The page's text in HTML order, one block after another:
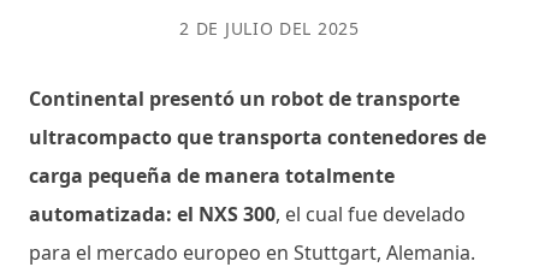
2 DE JULIO DEL 2025
Continental presentó un robot de transporte
ultracompacto que transporta contenedores de
carga pequeña de manera totalmente
automatizada: el NXS 300, el cual fue develado
para el mercado europeo en Stuttgart, Alemania.